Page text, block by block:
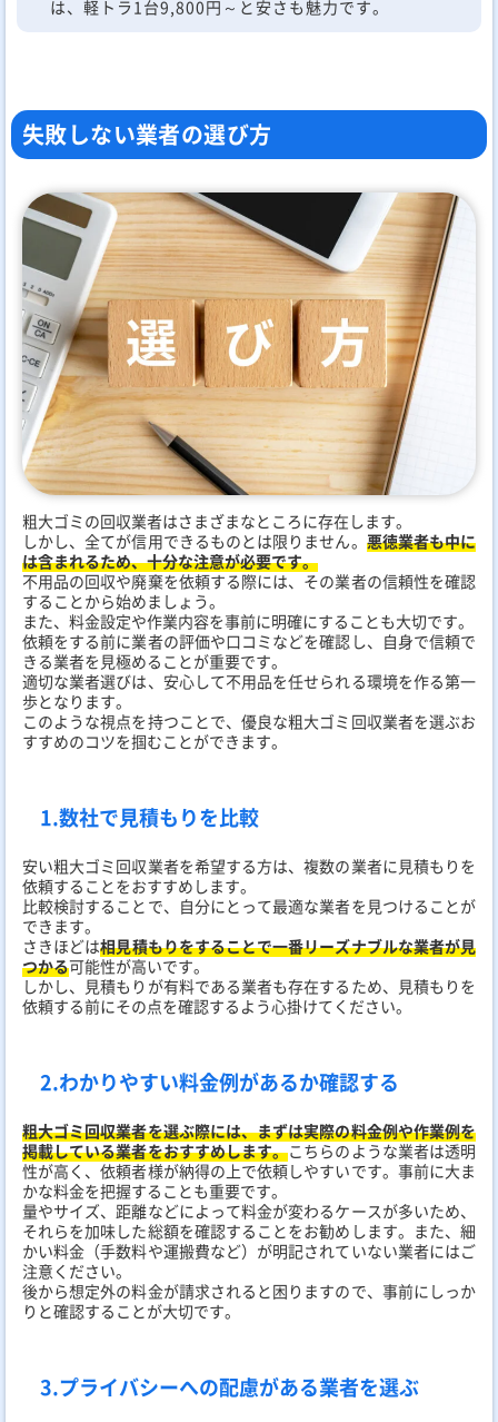
は、軽トラ1台9,800円～と安さも魅力です。
失敗しない業者の選び方
粗大ゴミの回収業者はさまざまなところに存在します。
しかし、全てが信用できるものとは限りません。 悪徳業者も中に
は含まれるため、十分な注意が必要です。
不用品の回収や廃棄を依頼する際には、その業者の信頼性を確認
することから始めましょう。
また、料金設定や作業内容を事前に明確にすることも大切です。
依頼をする前に業者の評価や口コミなどを確認し、自身で信頼で
きる業者を見極めることが重要です。
適切な業者選びは、安心して不用品を任せられる環境を作る第一
歩となります。
このような視点を持つことで、優良な粗大ゴミ回収業者を選ぶお
すすめのコツを掴むことができます。
1.数社で見積もりを比較
安い粗大ゴミ回収業者を希望する方は、複数の業者に見積もりを
依頼することをおすすめします。
比較検討することで、自分にとって最適な業者を見つけることが
できます。
さきほどは相見積もりをすることで一番リーズナブルな業者が見
つかる可能性が高いです。
しかし、見積もりが有料である業者も存在するため、見積もりを
依頼する前にその点を確認するよう心掛けてください。
2.わかりやすい料金例があるか確認する
粗大ゴミ回収業者を選ぶ際には、まずは実際の料金例や作業例を
掲載している業者をおすすめします。こちらのような業者は透明
性が高く、依頼者様が納得の上で依頼しやすいです。事前に大ま
かな料金を把握することも重要です。
量やサイズ、距離などによって料金が変わるケースが多いため、
それらを加味した総額を確認することをお勧めします。また、細
かい料金（手数料や運搬費など）が明記されていない業者にはご
注意ください。
後から想定外の料金が請求されると困りますので、事前にしっか
りと確認することが大切です。
3.プライバシーへの配慮がある業者を選ぶ